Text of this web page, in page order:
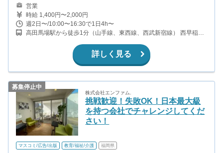
営業
時給 1,400円〜2,000円
週2日〜/10:00〜16:30で1日4h〜
高田馬場駅から徒歩1分（山手線、東西線、西武新宿線） 西早稲田
詳しく見る
募集停止中
株式会社エンファム.
挑戦歓迎！失敗OK！日本最大級
を持つ会社でチャレンジしてくだ
さい！
マスコミ/広告/出版 教育/福祉/介護 福岡県